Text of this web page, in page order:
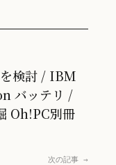
検討 / IBM
バッテリ /
Oh!PC別冊
次の記事 →